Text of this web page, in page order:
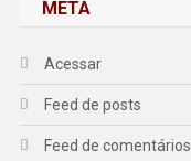
META
Acessar
Feed de posts
Feed de comentários